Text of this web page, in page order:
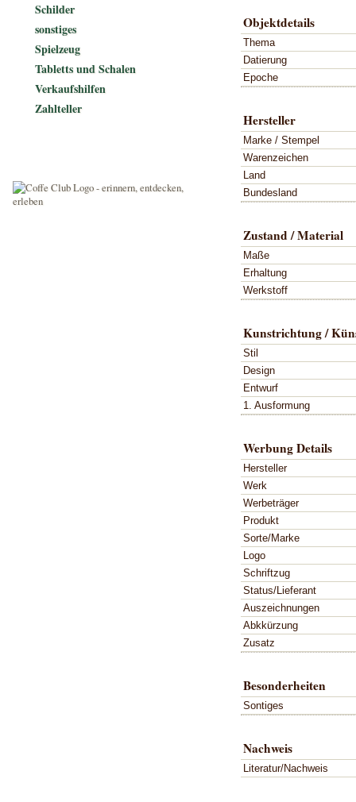
Objektdetails
Thema
Datierung
Epoche
Hersteller
Marke / Stempel
Warenzeichen
Land
Bundesland
Zustand / Material
Maße
Erhaltung
Werkstoff
Kunstrichtung /
Stil
Design
Entwurf
1. Ausformung
Werbung Details
Hersteller
Werk
Werbeträger
Produkt
Sorte/Marke
Logo
Schriftzug
Status/Lieferant
Auszeichnungen
Abkkürzung
Zusatz
Besonderheiten
Sontiges
Nachweis
Literatur/Nachweis
Schilder
sonstiges
Spielzeug
Tabletts und Schalen
Verkaufshilfen
Zahlteller